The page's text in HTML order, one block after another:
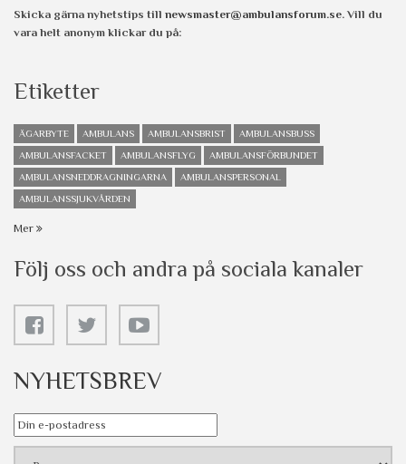
Skicka gärna nyhetstips till newsmaster@ambulansforum.se. Vill du
vara helt anonym klickar du på:
Etiketter
ÄGARBYTE AMBULANS AMBULANSBRIST
AMBULANSBUSS
AMBULANSFACKET
AMBULANSFLYG
AMBULANSFÖRBUNDET
AMBULANSNEDDRAGNINGARNA
AMBULANSPERSONAL
AMBULANSSJUKVÅRDEN
Mer
Följ oss och andra på sociala kanaler
NYHETSBREV